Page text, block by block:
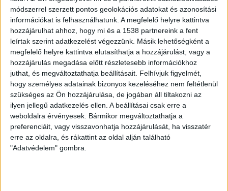
módszerrel szerzett pontos geolokációs adatokat és azonosítási
információkat is felhasználhatunk. A megfelelő helyre kattintva
hozzájárulhat ahhoz, hogy mi és a 1538 partnereink a fent
leírtak szerint adatkezelést végezzünk. Másik lehetőségként a
megfelelő helyre kattintva elutasíthatja a hozzájárulást, vagy a
hozzájárulás megadása előtt részletesebb információkhoz
juthat, és megváltoztathatja beállításait. Felhívjuk figyelmét,
hogy személyes adatainak bizonyos kezeléséhez nem feltétlenül
szükséges az Ön hozzájárulása, de jogában áll tiltakozni az
ilyen jellegű adatkezelés ellen. A beállításai csak erre a
weboldalra érvényesek. Bármikor megváltoztathatja a
preferenciáit, vagy visszavonhatja hozzájárulását, ha visszatér
erre az oldalra, és rákattint az oldal alján található
"Adatvédelem" gombra.
Hoppon maradtak a villanyautós támogatási
program utolsó pályázói